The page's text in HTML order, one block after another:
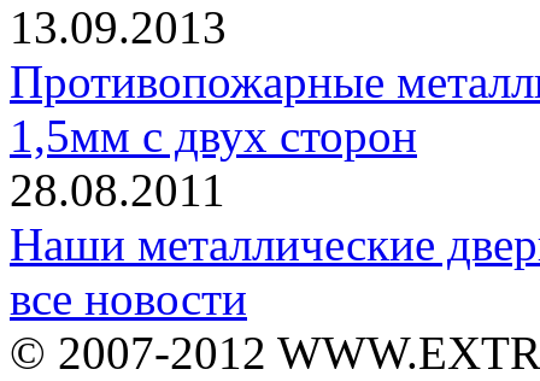
13.09.2013
Противопожарные
1,5мм с двух сторон
28.08.2011
Наши металлические
все новости
© 2007-2012